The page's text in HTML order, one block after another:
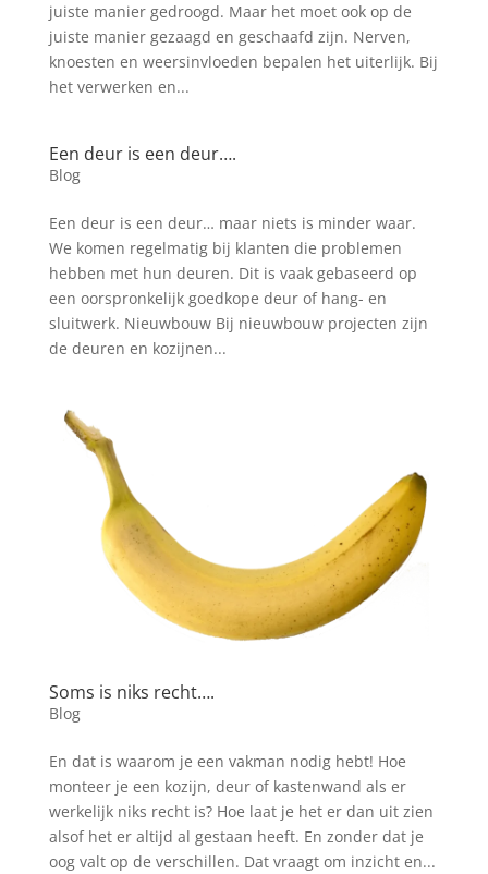
juiste manier gedroogd. Maar het moet ook op de
juiste manier gezaagd en geschaafd zijn. Nerven,
knoesten en weersinvloeden bepalen het uiterlijk. Bij
het verwerken en...
Een deur is een deur….
Blog
Een deur is een deur… maar niets is minder waar.
We komen regelmatig bij klanten die problemen
hebben met hun deuren. Dit is vaak gebaseerd op
een oorspronkelijk goedkope deur of hang- en
sluitwerk. Nieuwbouw Bij nieuwbouw projecten zijn
de deuren en kozijnen...
Soms is niks recht….
Blog
En dat is waarom je een vakman nodig hebt! Hoe
monteer je een kozijn, deur of kastenwand als er
werkelijk niks recht is? Hoe laat je het er dan uit zien
alsof het er altijd al gestaan heeft. En zonder dat je
oog valt op de verschillen. Dat vraagt om inzicht en...